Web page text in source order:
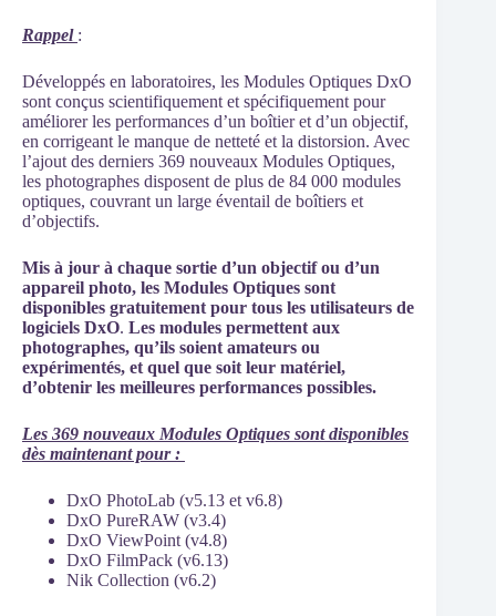
Rappel :
Développés en laboratoires, les Modules Optiques DxO
sont conçus scientifiquement et spécifiquement pour
améliorer les performances d’un boîtier et d’un objectif,
en corrigeant le manque de netteté et la distorsion. Avec
l’ajout des derniers 369 nouveaux Modules Optiques,
les photographes disposent de plus de 84 000 modules
optiques, couvrant un large éventail de boîtiers et
d’objectifs.
Mis à jour à chaque sortie d’un objectif ou d’un
appareil photo, les Modules Optiques sont
disponibles gratuitement pour tous les utilisateurs de
logiciels DxO. Les modules permettent aux
photographes, qu’ils soient amateurs ou
expérimentés, et quel que soit leur matériel,
d’obtenir les meilleures performances possibles.
Les 369 nouveaux Modules Optiques sont disponibles
dès maintenant pour :
DxO PhotoLab (v5.13 et v6.8)
DxO PureRAW (v3.4)
DxO ViewPoint (v4.8)
DxO FilmPack (v6.13)
Nik Collection (v6.2)